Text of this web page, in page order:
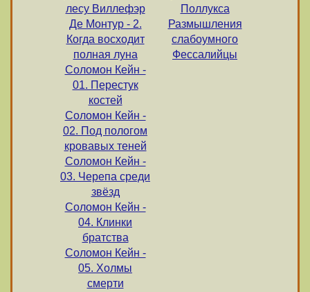
лесу Виллефэр
Де Монтур - 2.
Когда восходит
полная луна
Соломон Кейн -
01. Перестук
костей
Соломон Кейн -
02. Под пологом
кровавых теней
Соломон Кейн -
03. Черепа среди
звёзд
Соломон Кейн -
04. Клинки
братства
Соломон Кейн -
05. Холмы
смерти
Поллукса
Размышления
слабоумного
Фессалийцы